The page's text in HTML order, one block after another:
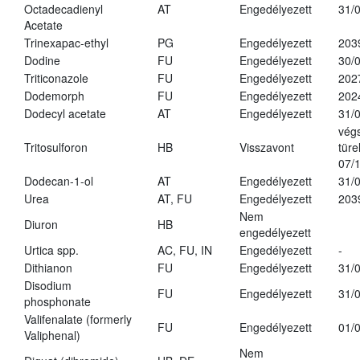
Octadecadienyl
Acetate
AT Engedélyezett 31/
Trinexapac-ethyl PG Engedélyezett
Dodine
FU Engedélyezett
30/
Triticonazole
FU Engedélyezett
Dodemorph
FU Engedélyezett
Dodecyl acetate
AT Engedélyezett 31/
Tritosulforon HB Visszavont
07/
Dodecan-1-ol
AT Engedélyezett
31/
Urea
AT, FU Engedélyezett
Diuron
HB
Nem
engedélyezett
Urtica spp.
AC, FU, IN Engedélyezett
-
Dithianon
FU Engedélyezett
31/
Disodium
phosphonate
FU Engedélyezett
31/
Valifenalate (formerly
Valiphenal)
FU Engedélyezett 01/
Nem